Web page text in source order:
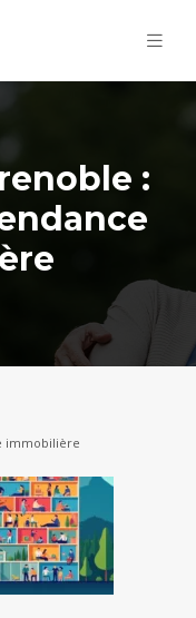
:
immobilière